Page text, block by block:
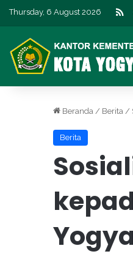
Thursday, 6 August 2026
Beranda / Berita /
Berita